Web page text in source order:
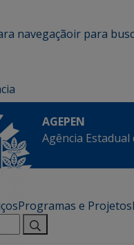
navegaçãoir para
AGEPEN
Agência
Programas e Projetos